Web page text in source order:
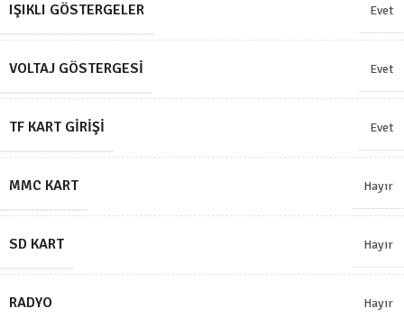
IŞIKLI GÖSTERGELER Evet
VOLTAJ GÖSTERGESI Evet
TF KART GIRIŞI Evet
MMC KART Hayır
SD KART Hayır
RADYO Hayır